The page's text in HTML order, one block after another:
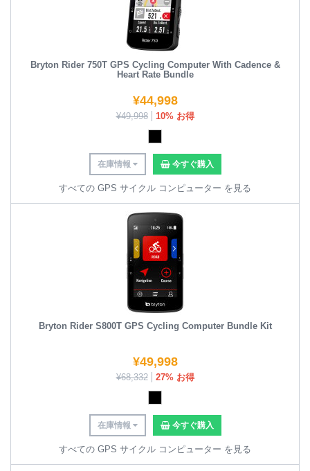
Bryton Rider 750T GPS Cycling Computer With Cadence &
Heart Rate Bundle
¥44,998
¥49,998 10% お得
在庫情報 今すぐ購入
すべての GPS サイクル コンピューター を見る
Bryton Rider S800T GPS Cycling Computer Bundle Kit
¥49,998
¥68,332 27% お得
在庫情報 今すぐ購入
すべての GPS サイクル コンピューター を見る